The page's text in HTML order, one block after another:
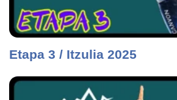
Etapa 3 / Itzulia 2025